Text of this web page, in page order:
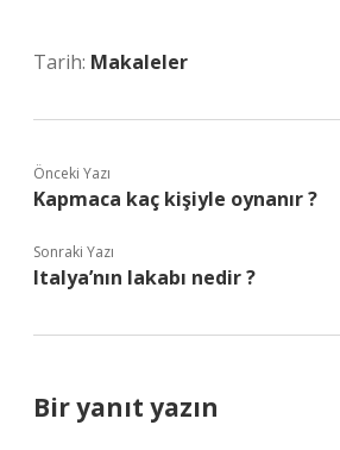
Tarih: Makaleler
Önceki Yazı
Kapmaca kaç kişiyle oynanır ?
Sonraki Yazı
Italya’nın lakabı nedir ?
Bir yanıt yazın